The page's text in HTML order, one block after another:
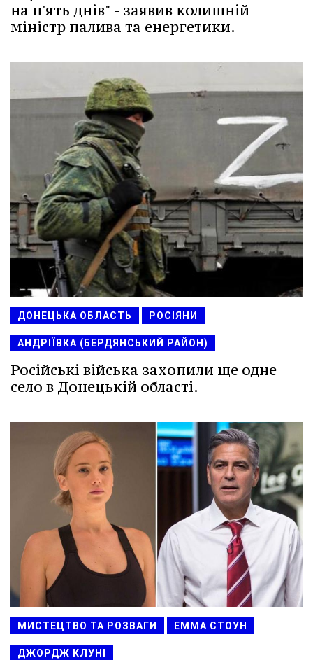
на п'ять днів" - заявив колишній
міністр палива та енергетики.
ДОНЕЦЬКА ОБЛАСТЬ РОСІЯНИ
АНДРІЇВКА (БЕРДЯНСЬКИЙ РАЙОН)
Російські війська захопили ще одне
село в Донецькій області.
МИСТЕЦТВО ТА РОЗВАГИ ЕММА СТОУН
ДЖОРДЖ КЛУНІ